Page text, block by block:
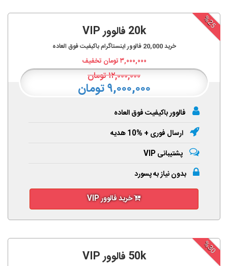
%25
20k فالوور VIP
خرید20,000 فالوور اینستاگرام باکیفیت فوق العاده
۳,۰۰۰,۰۰۰تومان تخفیف
۱۲,۰۰۰,۰۰۰تومان
۹,۰۰۰,۰۰۰ تومان
فالوور باکیفیت فوق العاده
ارسال فوری + %10 هدیه
پشتیبانی VIP
بدون نیاز به پسورد
خرید فالوور VIP
%30
50k فالوور VIP